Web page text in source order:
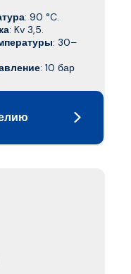
: 90 °C.
: Kv 3,5.
: 30–
: 10 бар